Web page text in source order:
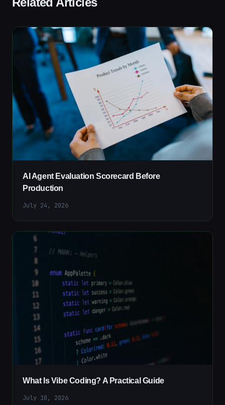
AI Agent Evaluation Scorecard Before
Production
July 24, 2026
What Is Vibe Coding? A Practical Guide
July 10, 2026